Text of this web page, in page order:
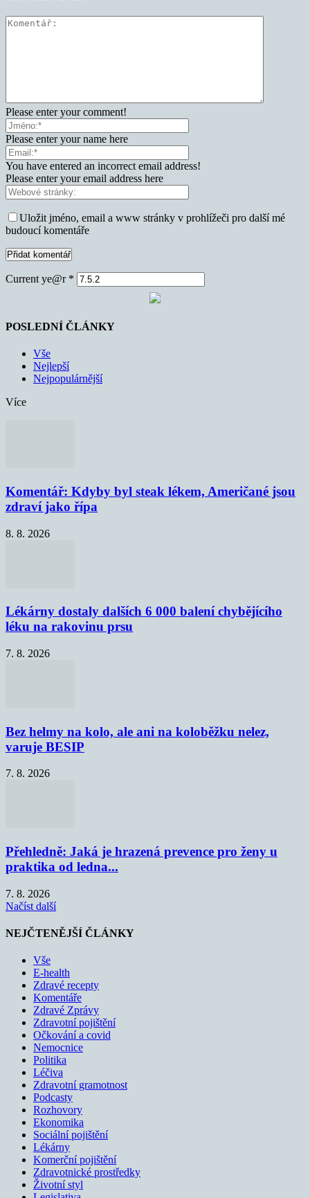
Please enter your comment!
Please enter your name here
You have entered an incorrect email address!
Please enter your email address here
Uložit jméno, email a www stránky v prohlížeči pro další mé
budoucí komentáře
Current ye@r *
POSLEDNÍ ČLÁNKY
Vše
Nejlepší
Nejpopulárnější
Více
Komentář: Kdyby byl steak lékem, Američané jsou
zdraví jako řípa
8. 8. 2026
Lékárny dostaly dalších 6 000 balení chybějícího
léku na rakovinu prsu
7. 8. 2026
Bez helmy na kolo, ale ani na koloběžku nelez,
varuje BESIP
7. 8. 2026
Přehledně: Jaká je hrazená prevence pro ženy u
praktika od ledna...
7. 8. 2026
Načíst další
NEJČTENĚJŠÍ ČLÁNKY
Vše
E-health
Zdravé recepty
Komentáře
Zdravé Zprávy
Zdravotní pojištění
Očkování a covid
Nemocnice
Politika
Léčiva
Zdravotní gramotnost
Podcasty
Rozhovory
Ekonomika
Sociální pojištění
Lékárny
Komerční pojištění
Zdravotnické prostředky
Životní styl